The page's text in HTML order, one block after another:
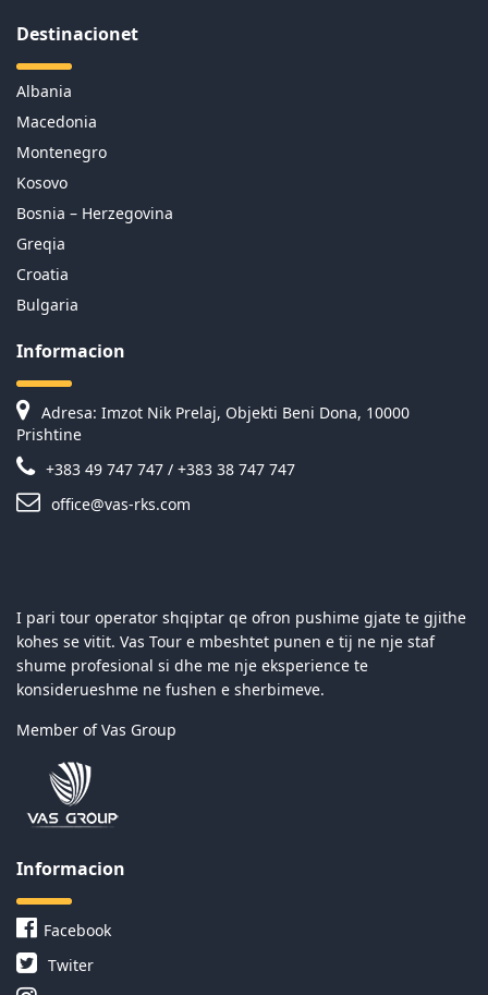
Destinacionet
Albania
Macedonia
Montenegro
Kosovo
Bosnia – Herzegovina
Greqia
Croatia
Bulgaria
Informacion
Adresa: Imzot Nik Prelaj, Objekti Beni Dona, 10000
Prishtine
+383 49 747 747 / +383 38 747 747
office@vas-rks.com
I pari tour operator shqiptar qe ofron pushime gjate te gjithe
kohes se vitit. Vas Tour e mbeshtet punen e tij ne nje staf
shume profesional si dhe me nje eksperience te
konsiderueshme ne fushen e sherbimeve.
Member of Vas Group
Informacion
Facebook
Twiter